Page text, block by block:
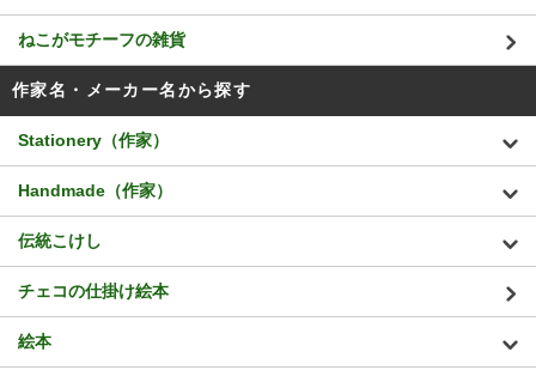
ねこがモチーフの雑貨
作家名・メーカー名から探す
Stationery（作家）
Handmade（作家）
伝統こけし
チェコの仕掛け絵本
絵本